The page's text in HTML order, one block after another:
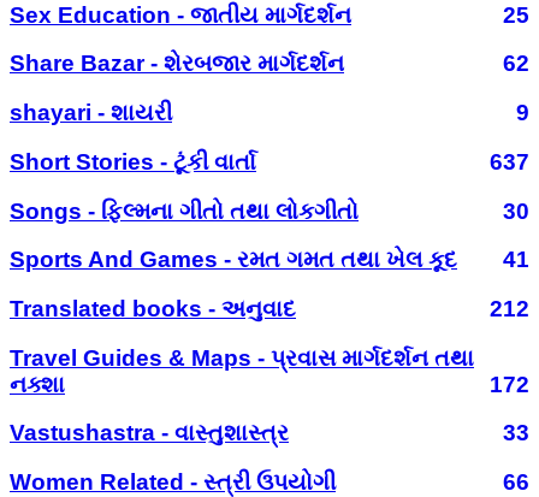
Sex Education - જાતીય માર્ગદર્શન
25
Share Bazar - શેરબજાર માર્ગદર્શન
62
shayari - શાયરી
9
Short Stories - ટૂંકી વાર્તા
637
Songs - ફિલ્મના ગીતો તથા લોકગીતો
30
Sports And Games - રમત ગમત તથા ખેલ કૂદ
41
Translated books - અનુવાદ
212
Travel Guides & Maps - પ્રવાસ માર્ગદર્શન તથા
નક્શા
172
Vastushastra - વાસ્તુશાસ્ત્ર
33
Women Related - સ્ત્રી ઉપયોગી
66